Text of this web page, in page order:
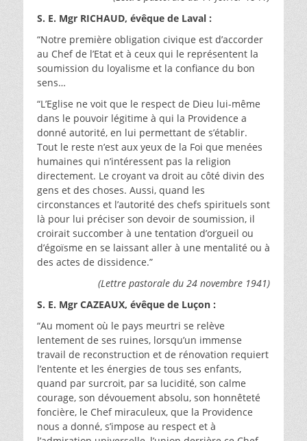
S. E. Mgr RICHAUD, évêque de Laval :
“Notre première obligation civique est d’accorder
au Chef de l’Etat et à ceux qui le représentent la
soumission du loyalisme et la confiance du bon
sens…
“L’Eglise ne voit que le respect de Dieu lui-même
dans le pouvoir légitime à qui la Providence a
donné autorité, en lui permettant de s’établir.
Tout le reste n’est aux yeux de la Foi que menées
humaines qui n’intéressent pas la religion
directement. Le croyant va droit au côté divin des
gens et des choses. Aussi, quand les
circonstances et l’autorité des chefs spirituels sont
là pour lui préciser son devoir de soumission, il
croirait succomber à une tentation d’orgueil ou
d’égoïsme en se laissant aller à une mentalité ou à
des actes de dissidence.”
(Lettre pastorale du 24 novembre 1941)
S. E. Mgr CAZEAUX, évêque de Luçon :
“Au moment où le pays meurtri se relève
lentement de ses ruines, lorsqu’un immense
travail de reconstruction et de rénovation requiert
l’entente et les énergies de tous ses enfants,
quand par surcroit, par sa lucidité, son calme
courage, son dévouement absolu, son honnêteté
foncière, le Chef miraculeux, que la Providence
nous a donné, s’impose au respect et à